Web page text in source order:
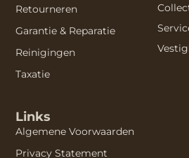
Retourneren
Garantie & Reparatie
Reinigingen
Taxatie
Links
Algemene Voorwaarden
Privacy Statement